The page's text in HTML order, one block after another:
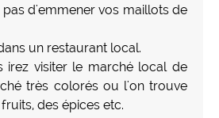
pas d'emmener vos maillots de
un restaurant local.
irez visiter le marché local de
très colorés ou l'on trouve
des épices etc.